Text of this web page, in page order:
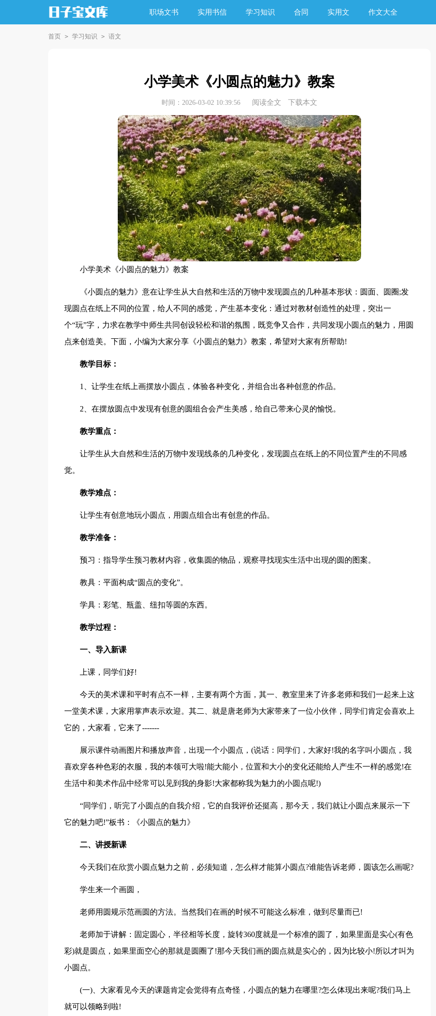
职场文书 实用书信 学习知识 合同 实用文 作文大全
首页 > 学习知识 > 语文
小学美术《小圆点的魅力》教案
时间：2026-03-02 10:39:56 阅读全文 下载本文
小学美术《小圆点的魅力》教案
《小圆点的魅力》意在让学生从大自然和生活的万物中发现圆点的几种基本形状：圆面、圆圈;发
现圆点在纸上不同的位置，给人不同的感觉，产生基本变化：通过对教材创造性的处理，突出一
个“玩”字，力求在教学中师生共同创设轻松和谐的氛围，既竞争又合作，共同发现小圆点的魅力，用圆
点来创造美。下面，小编为大家分享《小圆点的魅力》教案，希望对大家有所帮助!
教学目标：
1、让学生在纸上画摆放小圆点，体验各种变化，并组合出各种创意的作品。
2、在摆放圆点中发现有创意的圆组合会产生美感，给自己带来心灵的愉悦。
教学重点：
让学生从大自然和生活的万物中发现线条的几种变化，发现圆点在纸上的不同位置产生的不同感
觉。
教学难点：
让学生有创意地玩小圆点，用圆点组合出有创意的作品。
教学准备：
预习：指导学生预习教材内容，收集圆的物品，观察寻找现实生活中出现的圆的图案。
教具：平面构成“圆点的变化”。
学具：彩笔、瓶盖、纽扣等圆的东西。
教学过程：
一、导入新课
上课，同学们好!
今天的美术课和平时有点不一样，主要有两个方面，其一、教室里来了许多老师和我们一起来上这
一堂美术课，大家用掌声表示欢迎。其二、就是唐老师为大家带来了一位小伙伴，同学们肯定会喜欢上
它的，大家看，它来了-------
展示课件动画图片和播放声音，出现一个小圆点，(说话：同学们，大家好!我的名字叫小圆点，我
喜欢穿各种色彩的衣服，我的本领可大啦!能大能小，位置和大小的变化还能给人产生不一样的感觉!在
生活中和美术作品中经常可以见到我的身影!大家都称我为魅力的小圆点呢!)
“同学们，听完了小圆点的自我介绍，它的自我评价还挺高，那今天，我们就让小圆点来展示一下
它的魅力吧!”板书：《小圆点的魅力》
二、讲授新课
今天我们在欣赏小圆点魅力之前，必须知道，怎么样才能算小圆点?谁能告诉老师，圆该怎么画呢?
学生来一个画圆，
老师用圆规示范画圆的方法。当然我们在画的时候不可能这么标准，做到尽量而已!
老师加于讲解：固定圆心，半径相等长度，旋转360度就是一个标准的圆了，如果里面是实心(有色
彩)就是圆点，如果里面空心的那就是圆圈了!那今天我们画的圆点就是实心的，因为比较小!所以才叫为
小圆点。
(一)、大家看见今天的课题肯定会觉得有点奇怪，小圆点的魅力在哪里?怎么体现出来呢?我们马上
就可以领略到啦!